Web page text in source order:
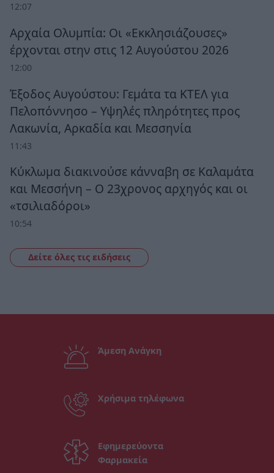
12:07
Αρχαία Ολυμπία: Οι «Εκκλησιάζουσες»
έρχονται στην στις 12 Αυγούστου 2026
12:00
Έξοδος Αυγούστου: Γεμάτα τα ΚΤΕΛ για
Πελοπόννησο – Υψηλές πληρότητες προς
Λακωνία, Αρκαδία και Μεσσηνία
11:43
Κύκλωμα διακινούσε κάνναβη σε Καλαμάτα
και Μεσσήνη – Ο 23χρονος αρχηγός και οι
«τσιλιαδόροι»
10:54
Δείτε όλες τις ειδήσεις
Άμεση Ανάγκη
Χρήσιμα τηλέφωνα
Εφημερεύοντα
Φαρμακεία